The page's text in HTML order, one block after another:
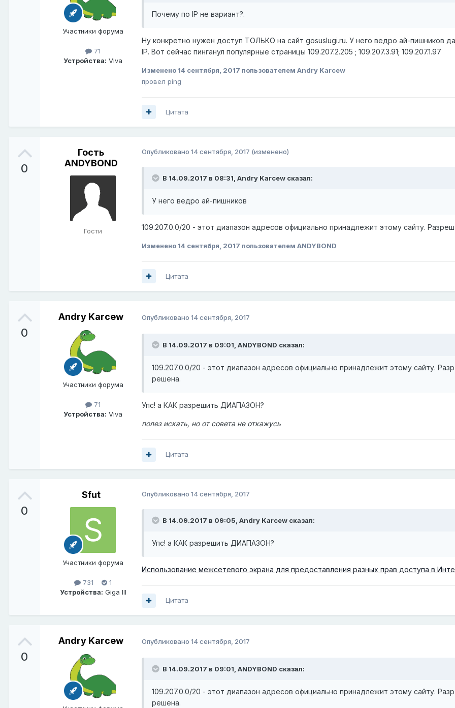
Участники форума
71
Устройства: Viva
Почему по IP не вариант?.
Ну конкретно нужен доступ ТОЛЬКО на сайт gosuslugi.ru. У него ведро ай-пишников
IP. Вот сейчас пинганул популярные страницы 109.207.2.205 ; 109.207.3.91; 109.207.1.97
Изменено 14 сентября, 2017 пользователем Andry Karcew
провел ping
Цитата
0
Гость
ANDYBOND
Гости
Опубликовано 14 сентября, 2017 (изменено)
В 14.09.2017 в 08:31, Andry Karcew сказал:
У него ведро ай-пишников
109.207.0.0/20 - этот диапазон адресов официально принадлежит этому сайту.
Изменено 14 сентября, 2017 пользователем ANDYBOND
Цитата
0
Andry Karcew
Участники форума
71
Устройства: Viva
Опубликовано 14 сентября, 2017
В 14.09.2017 в 09:01, ANDYBOND сказал:
109.207.0.0/20 - этот диапазон адресов официально принадлежит этому сайту.
решена.
Упс! а КАК разрешить ДИАПАЗОН?
полез искать, но от совета не откажусь
Цитата
0
Sfut
Участники форума
731
1
Устройства: Giga III
Опубликовано 14 сентября, 2017
В 14.09.2017 в 09:05, Andry Karcew сказал:
Упс! а КАК разрешить ДИАПАЗОН?
Использование межсетевого экрана для предоставления разных прав доступа в
Цитата
0
Andry Karcew Опубликовано 14 сентября, 2017
В 14.09.2017 в 09:01, ANDYBOND сказал:
109.207.0.0/20 - этот диапазон адресов официально принадлежит этому сайту.
решена.